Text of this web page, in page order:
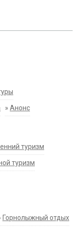
» Анонс
туризм
туризм
Горнолыжный отдых